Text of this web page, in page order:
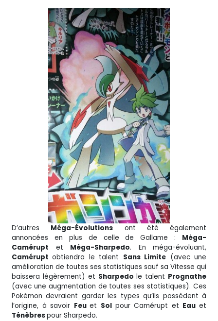
D’autres Méga-Évolutions ont été également
annoncées en plus de celle de Gallame : Méga-
Camérupt et Méga-Sharpedo. En méga-évoluant,
Caméruptobtiendra le talent Sans Limite (avec une
amélioration de toutes ses statistiques sauf sa Vitesse qui
baissera légèrement) et Sharpedo le talent Prognathe
(avec une augmentation de toutes ses statistiques). Ces
Pokémon devraient garder les types qu’ils possèdent à
l’origine, à savoir Feuet Sol pour Camérupt et Eauet
Ténèbrespour Sharpedo.